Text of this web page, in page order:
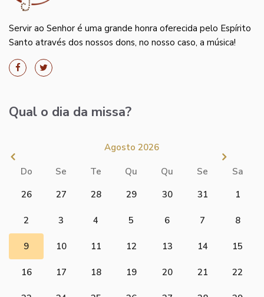
Servir ao Senhor é uma grande honra oferecida pelo Espírito
Santo através dos nossos dons, no nosso caso, a música!
Qual o dia da missa?
Agosto 2026
Do Se Te Qu Qu Se
Sa
26
27 28 29 30 31 1
2 3 4 5 6 7 8
9 10 11 12 13 14 15
16 17 18 19 20 21 22